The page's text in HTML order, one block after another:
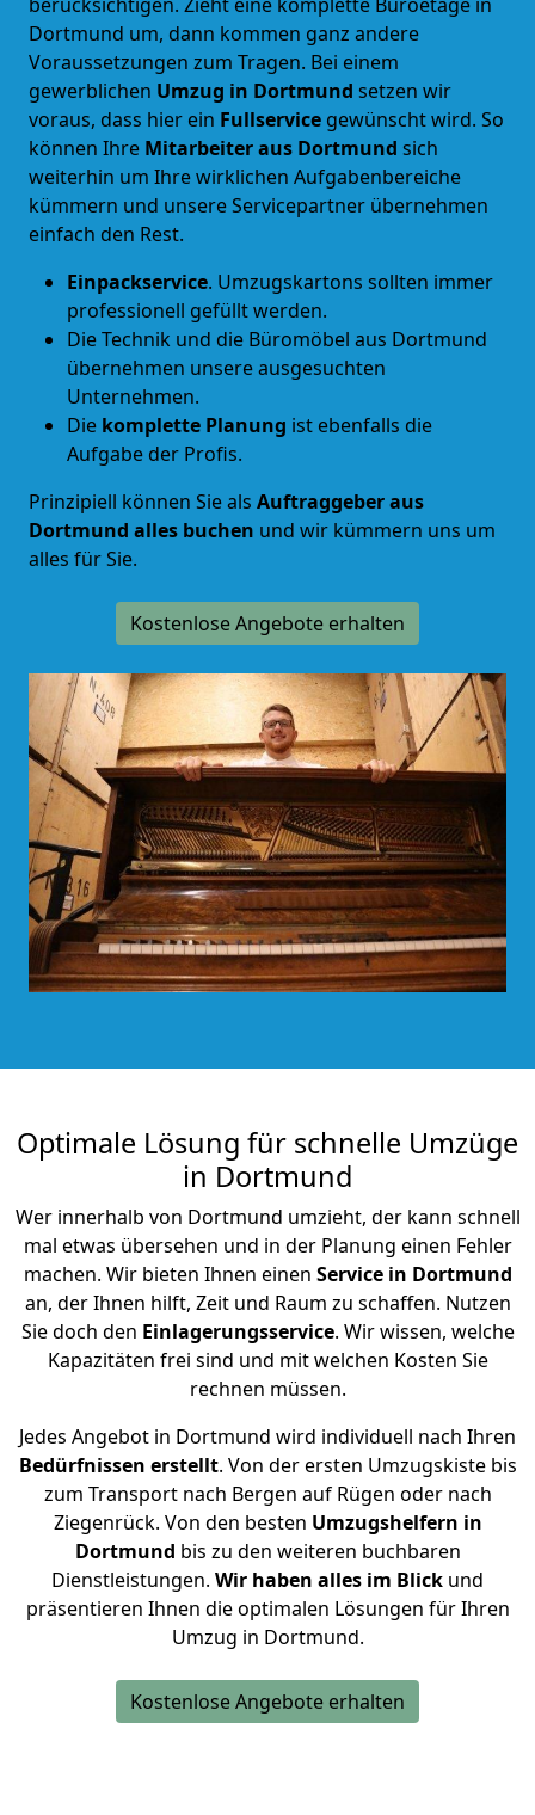
Dortmund um, dann kommen ganz andere
Voraussetzungen zum Tragen. Bei einem
gewerblichen Umzug in Dortmund setzen wir
voraus, dass hier ein Fullservice gewünscht wird. So
können Ihre Mitarbeiter aus Dortmund sich
weiterhin um Ihre wirklichen Aufgabenbereiche
kümmern und unsere Servicepartner übernehmen
einfach den Rest.
Einpackservice. Umzugskartons sollten immer
professionell gefüllt werden.
Die Technik und die Büromöbel aus Dortmund
übernehmen unsere ausgesuchten
Unternehmen.
Die komplette Planung ist ebenfalls die
Aufgabe der Profis.
Prinzipiell können Sie als Auftraggeber aus
Dortmund alles buchen und wir kümmern uns um
alles für Sie.
Kostenlose Angebote erhalten
Optimale Lösung für schnelle Umzüge
in Dortmund
Wer innerhalb von Dortmund umzieht, der kann schnell
mal etwas übersehen und in der Planung einen Fehler
machen. Wir bieten Ihnen einen Service in Dortmund
an, der Ihnen hilft, Zeit und Raum zu schaffen. Nutzen
Sie doch den Einlagerungsservice. Wir wissen, welche
Kapazitäten frei sind und mit welchen Kosten Sie
rechnen müssen.
Jedes Angebot in Dortmund wird individuell nach Ihren
Bedürfnissen erstellt. Von der ersten Umzugskiste bis
zum Transport nach Bergen auf Rügen oder nach
Ziegenrück. Von den besten Umzugshelfern in
Dortmund bis zu den weiteren buchbaren
Dienstleistungen. Wir haben alles im Blick und
präsentieren Ihnen die optimalen Lösungen für Ihren
Umzug in Dortmund.
Kostenlose Angebote erhalten